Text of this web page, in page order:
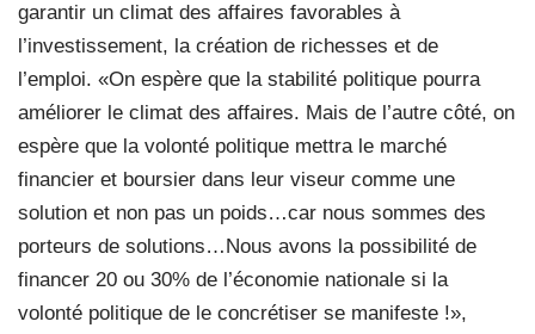
garantir un climat des affaires favorables à
l’investissement, la création de richesses et de
l’emploi. «On espère que la stabilité politique pourra
améliorer le climat des affaires. Mais de l’autre côté, on
espère que la volonté politique mettra le marché
financier et boursier dans leur viseur comme une
solution et non pas un poids…car nous sommes des
porteurs de solutions…Nous avons la possibilité de
financer 20 ou 30% de l’économie nationale si la
volonté politique de le concrétiser se manifeste !»,